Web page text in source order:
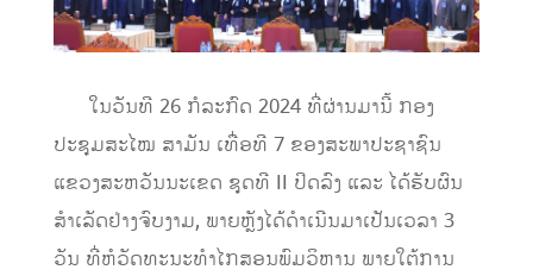
ໃນວັນທີ 26 ກໍລະກົດ 2024 ທີ່ຜ່ານມານີ້ ກອງ
ປະຊຸມສະໄໝ ສາມັນ ເທື່ອທີ 7 ຂອງສະພາປະຊາຊົນ
ແຂວງສະຫວັນນະເຂດ ຊຸດທີ II ປິດລົງ ແລະ ໄດ້ຮັບຜົນ
ສໍາເລັດຢ່າງຈົບງາມ, ພາຍຫຼັງໄດ້ດໍາເນີນມາເປັນເວລາ 3
ວັນ ທີ່ຫໍວັດທະນະທໍາໄກສອນພົມວິຫານ ພາຍໃຕ້ການ